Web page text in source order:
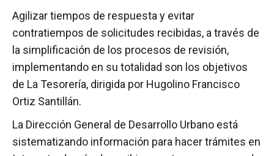
Agilizar tiempos de respuesta y evitar
contratiempos de solicitudes recibidas, a través de
la simplificación de los procesos de revisión,
implementando en su totalidad son los objetivos
de La Tesorería, dirigida por Hugolino Francisco
Ortiz Santillán.
La Dirección General de Desarrollo Urbano está
sistematizando información para hacer trámites en